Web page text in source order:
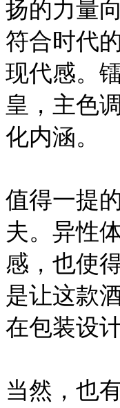
扬的力量
符合时代
现代感。
皇，主色
化内涵。
值得一提
夫。异性
感，也使
是让这款
在包装设
当然，也